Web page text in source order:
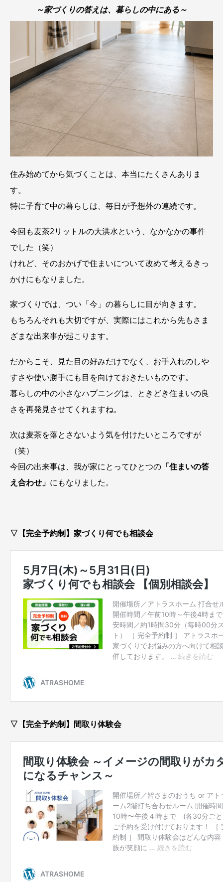
～家づくりの答えは、暮らしの中にある～
住み始めてから気づくことは、本当にたくさんありま
す。
特に子育て中の暮らしは、毎日が予想外の連続です。
今回も麦茶2リットルの大洪水という、なかなかの事件
でした（笑）
けれど、そのおかげで住まいについて改めて考えるきっ
かけにもなりました。
家づくりでは、つい「今」の暮らしに目が向きます。
もちろんそれも大切ですが、実際にはこれから先もさま
ざまな出来事が起こります。
だからこそ、見た目の好みだけでなく、お手入れのしや
すさや使い勝手にも目を向けておきたいものです。
暮らしの中の小さなハプニングは、ときどき住まいの良
さを再発見させてくれますね。
次は麦茶を落とさないよう気を付けたいところですが
（笑）
今回の出来事は、我が家にとってひとつの 「住まいの答
え合わせ」 にもなりました。
▽【完全予約制】家づくり何でも相談会
▽【完全予約制】間取り体験会